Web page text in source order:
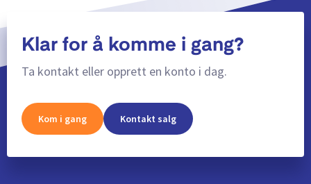
Klar for å komme i gang?
Ta kontakt eller opprett en konto i dag.
Kom i gang Kontakt salg